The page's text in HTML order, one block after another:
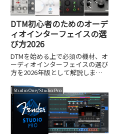
DTM初心者のためのオーデ
ィオインターフェイスの選
び方2026
DTMを始める上で必須の機材、オ
ーディオインターフェイスの選び
方を2026年版として解説しま
定ポイントを紹介します。
Studio One/Studio Pro